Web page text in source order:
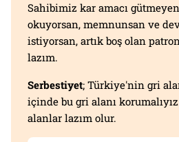
Sahibimiz kar amacı
okuyorsan, memnunsan ve
istiyorsan, artık boş olan
lazım.
Serbestiyet; Türkiye'nin gri
içinde bu gri alanı
alanlar lazım olur.